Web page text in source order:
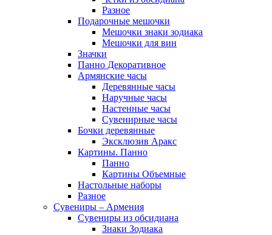
Разное
Подарочные мешочки
Мешочки знаки зодиака
Мешочки для вин
Значки
Панно Декоративное
Армянские часы
Деревянные часы
Наручные часы
Настенные часы
Сувенирные часы
Бочки деревянные
Эксклюзив Аракс
Картины. Панно
Панно
Картины Объемные
Настольные наборы
Разное
Сувениры – Армения
Сувениры из обсидиана
Знаки Зодиака